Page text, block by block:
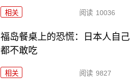
相关 阅读 10036
福岛餐桌上的恐慌：日本人自己
都不敢吃
相关 阅读 9827